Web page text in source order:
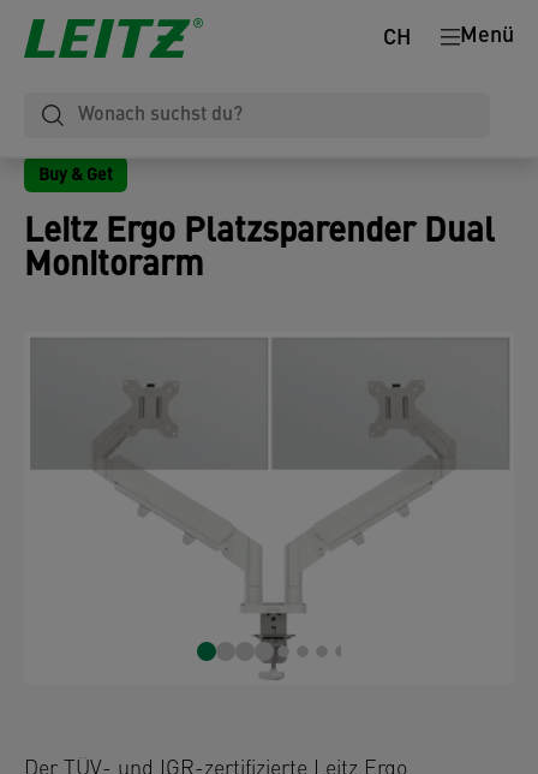
Menü
CH
Buy & Get
Leitz Ergo Platzsparender Dual
Monitorarm